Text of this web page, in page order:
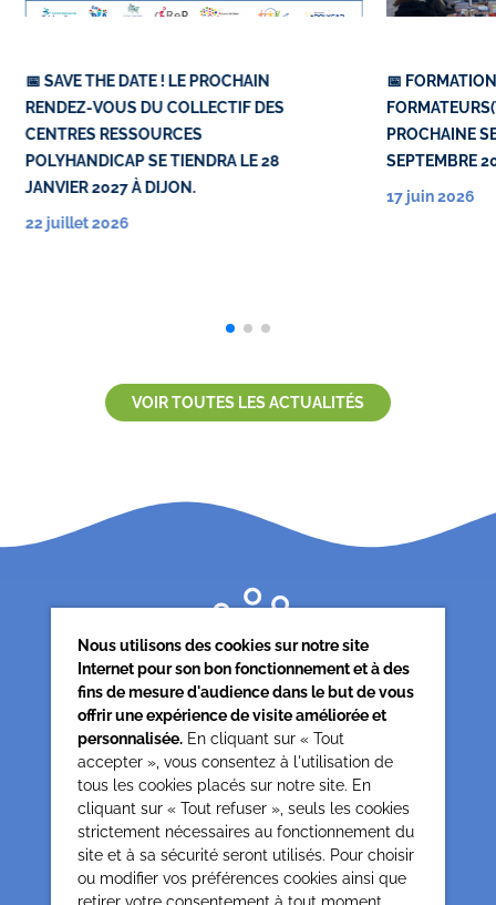
📅 SAVE THE DATE ! LE PROCHAIN
RENDEZ-VOUS DU COLLECTIF DES
CENTRES RESSOURCES
POLYHANDICAP SE TIENDRA LE 28
JANVIER 2027 À DIJON.
22 juillet 2026
📅
PROCHAINE
SEPTEMBRE
17 juin 2026
VOIR TOUTES LES ACTUALITÉS
Siège associatif
62 rue de la glacière
75013 Paris
0142850804
contact@cesap.asso.fr
Nous utilisons des cookies sur notre site
Internet pour son bon fonctionnement et à des
fins de mesure d'audience dans le but de vous
offrir une expérience de visite améliorée et
personnalisée. En cliquant sur « Tout
accepter », vous consentez à l'utilisation de
tous les cookies placés sur notre site. En
cliquant sur « Tout refuser », seuls les cookies
strictement nécessaires au fonctionnement du
site et à sa sécurité seront utilisés. Pour choisir
ou modifier vos préférences cookies ainsi que